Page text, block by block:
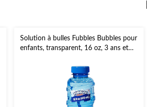
Solution à bulles Fubbles Bubbles pour
enfants, transparent, 16 oz, 3 ans et
estivales/d'extérieur